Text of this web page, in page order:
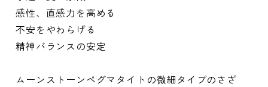
感性、直感力を高める
不安をやわらげる
精神バランスの安定
ムーンストーンペグマタイトの微細タイプのさざ